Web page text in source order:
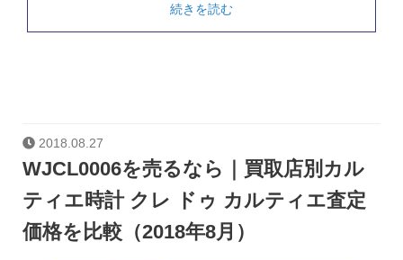
続きを読む
2018.08.27
WJCL0006を売るなら｜買取店別カル
ティエ時計 クレ ドゥ カルティエ査定
価格を比較（2018年8月）